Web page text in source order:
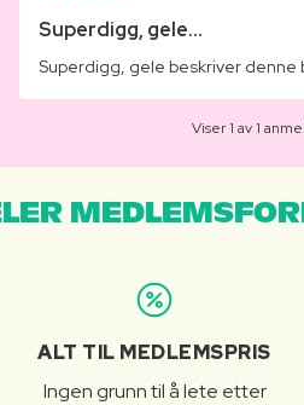
Superdigg, gele...
Superdigg, gele beskriver denne
Viser 1 av 1
ALT TIL MEDLEMSPRIS
Ingen grunn til å lete etter